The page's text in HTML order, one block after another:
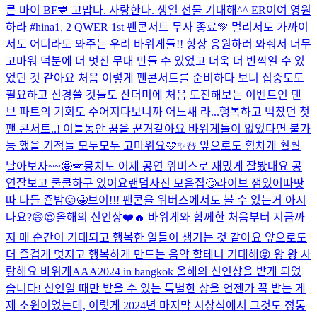
른 마이 BF💙 고맙다. 사랑한다. 생일 선물 기대해^^ ER이여 영원
하라 #hina1, 2 QWER 1st 팬콘서트 무사 종료💚 멀리서도 가까이
서도 어디라도 와주는 우리 바위게들!! 항상 응원하러 와줘서 너무
고마워 덕분에 더 멋진 무대 만들 수 있었고 더욱 더 반짝일 수 있
었던 것 같아요 처음 이렇게 팬콘서트를 준비하다 보니 집중도도
필요하고 신경쓸 것들도 산더미에 처음 도전해보는 이벤트인 댄
브 파트의 기회도 주어지다보니까 어느새 라...행복하고 벅찼던 첫
팬 콘서트..! 이틀동안 꿈을 꾼거같아요 바위게들이 없었다면 불가
능 했을 기적들 모두모두 고마워요🩵✨☃️ 앞으로도 힘차게 훨훨
날아보자~~🤩🪽뭉치도 어제 공연 위버스로 재밌게 잘봤대요 공
연잘보고 쿨쿨하구 있어요랜덤사진 모음집🙄라이브 잼있어따땃
따 다들 죤밤😖🤩브이!!! 팬콘을 위버스에서도 볼 수 있는거 아시
나요?😄😍올해의 신인상❤️🔥 바위게와 함께한 처음부터 지금까
지 매 순간이 기대되고 행복한 일들이 생기는 것 같아요 앞으로도
더 즐겁게 멋지고 행복하게 만드는 음악 할테니 기대해😝 왕 왕 사
랑해요 바위게 AAA2024 in bangkok 올해의 신인상을 받게 되었
습니다! 신인일 때만 받을 수 있는 특별한 상을 언젠가 꼭 받는 게
제 소원이었는데, 이렇게 2024년 마지막 시상식에서 그것도 정통